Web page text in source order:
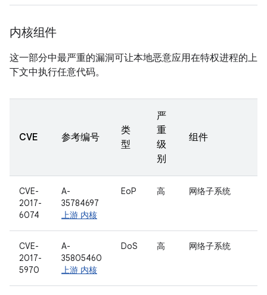
内核组件
这一部分中最严重的漏洞可让本地恶意应用在特权进程的上
下文中执行任意代码。
CVE 参考编号
类
型
严
重
级
别
组件
CVE-
2017-
6074
A-
35784697
上游 内核
EoP 高 网络子系统
CVE-
2017-
5970
A-
35805460
上游 内核
DoS 高 网络子系统